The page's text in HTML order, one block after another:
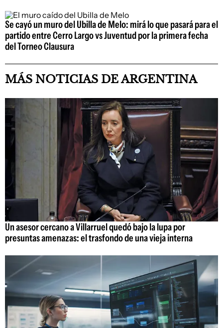
Se cayó un muro del Ubilla de Melo: mirá lo que pasará para el
partido entre Cerro Largo vs Juventud por la primera fecha
del Torneo Clausura
MÁS NOTICIAS DE ARGENTINA
Un asesor cercano a Villarruel quedó bajo la lupa por
presuntas amenazas: el trasfondo de una vieja interna